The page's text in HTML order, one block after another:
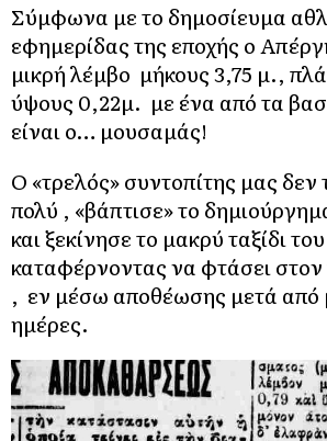
Σύμφωνα με το δημοσίευμα
εφημερίδας της εποχής ο
μικρή λέμβο μήκους 3,75 μ.,
ύψους 0,22μ. με ένα από τα
είναι ο… μουσαμάς!
Ο «τρελός» συντοπίτης μας δεν
πολύ , «βάπτισε» το
και ξεκίνησε το μακρύ ταξίδι
καταφέρνοντας να φτάσει
, εν μέσω αποθέωσης μετά από
ημέρες.